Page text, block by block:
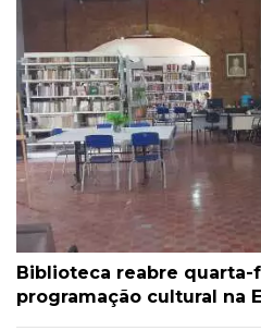
Biblioteca reabre quarta-
programação cultural na